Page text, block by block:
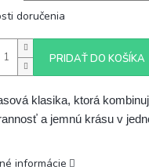
doručenia
PRIDAŤ DO KOŠÍKA
klasika, ktorá
a jemnú krásu v
informácie